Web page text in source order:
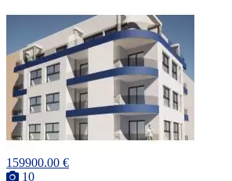
159900.00 €
10